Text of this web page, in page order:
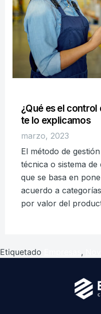
¿Qué es el control
te lo explicamos
marzo, 2023
El método de
técnica o sistema
que se basa en
acuerdo a
por valor del
Etiquetado ,